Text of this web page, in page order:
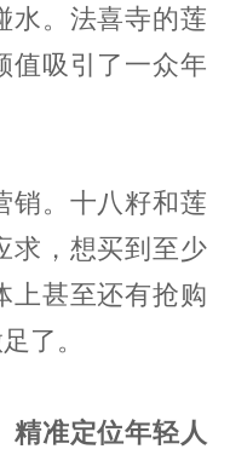
水。法喜寺的莲
值吸引了一众年
销。十八籽和莲
求，想买到至少
上甚至还有抢购
了。
精准定位年轻人